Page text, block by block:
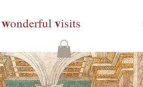
wonderfulvisits